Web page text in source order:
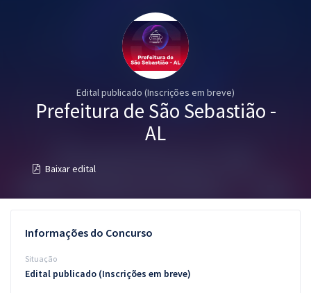
Questões grátis
Conteúdo gratuito
Edital publicado (Inscrições em breve)
Prefeitura de São Sebastião -
AL
Baixar edital
Informações do Concurso
Situação
Edital publicado (Inscrições em breve)